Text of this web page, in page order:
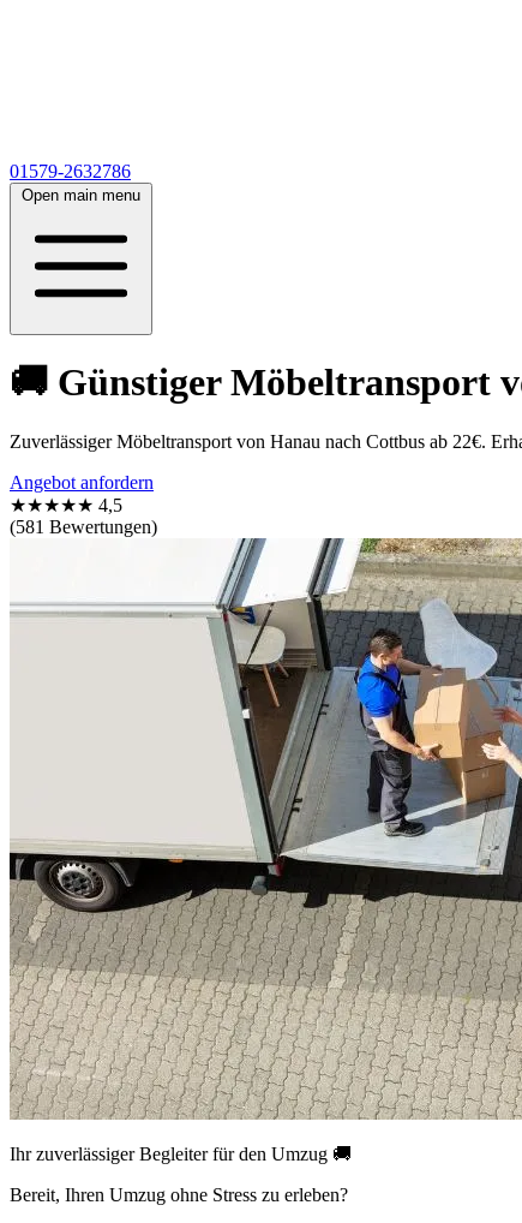
01579-2632786
Open main menu
🚚 Günstiger Möbeltransport
Zuverlässiger Möbeltransport von Hanau nach Cottbus ab 22€.
Angebot anfordern
★★★★★ 4,5
(581 Bewertungen)
Ihr zuverlässiger Begleiter für den Umzug 🚚
Bereit, Ihren Umzug ohne Stress zu erleben?